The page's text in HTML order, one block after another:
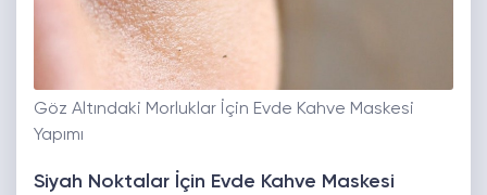
Göz Altındaki Morluklar İçin Evde Kahve Maskesi
Yapımı
Siyah Noktalar İçin Evde Kahve Maskesi